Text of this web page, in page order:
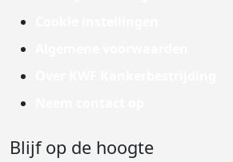
Blijf op de hoogte